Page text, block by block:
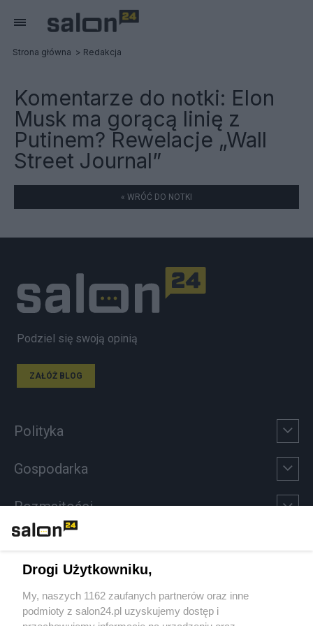
Strona główna Redakcja
Komentarze do notki: Elon
Musk ma gorącą linię z
Putinem? Rewelacje „Wall
Street Journal”
« WRÓĆ DO NOTKI
Podziel się swoją opinią
ZAŁÓŻ BLOG
Polityka
Gospodarka
Rozmaitości
Sport
Społeczeństwo
Drogi Użytkowniku,
My, naszych 1162 zaufanych partnerów oraz inne
podmioty z salon24.pl uzyskujemy dostęp i